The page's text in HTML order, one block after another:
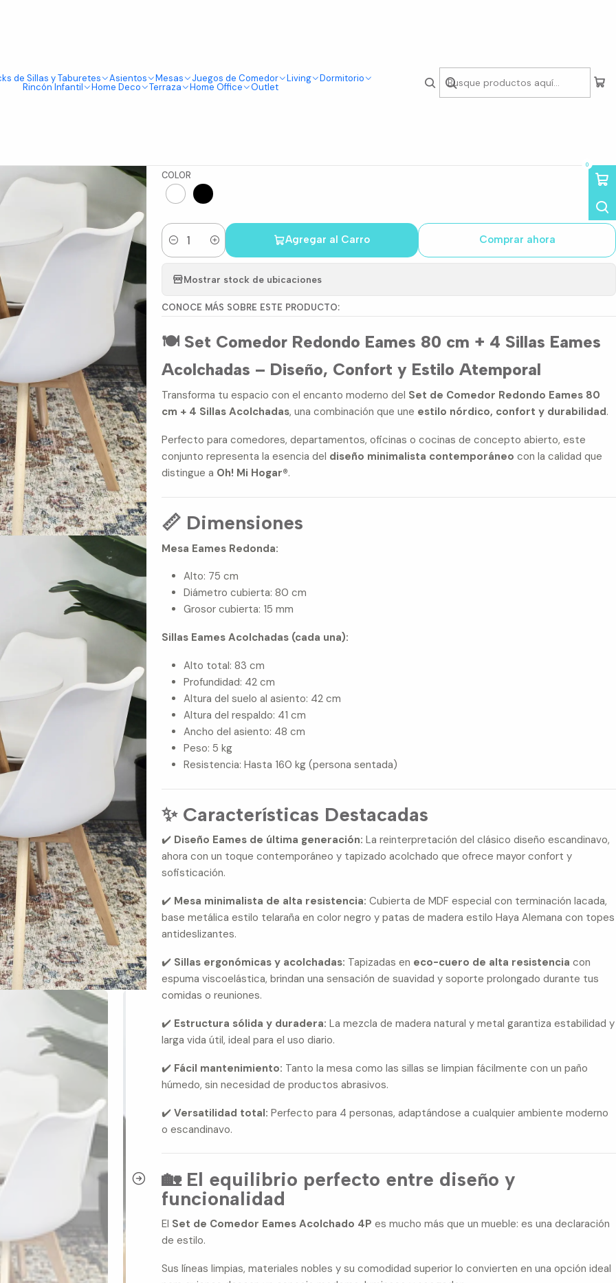
de Sillas y Taburetes Asientos Mesas Juegos de Comedor Living Dormitorio
Rincón Infantil Home Deco Terraza Home Office Outlet
0
|
Comedor Redondo Eames 80cm +
COLOR
Cantidad
Agregar al Carro Comprar ahora
Mostrar stock de ubicaciones
CONOCE MÁS SOBRE ESTE PRODUCTO:
🍽️ Set Comedor Redondo Eames 80 cm + 4 Sillas Eames
Acolchadas – Diseño, Confort y Estilo Atemporal
Transforma tu espacio con el encanto moderno del Set de Comedor Redondo Eames 80
cm + 4 Sillas Acolchadas, una combinación que une estilo nórdico, confort y durabilidad.
Perfecto para comedores, departamentos, oficinas o cocinas de concepto abierto, este
conjunto representa la esencia del diseño minimalista contemporáneo con la calidad que
distingue a Oh! Mi Hogar®.
📏 Dimensiones
Mesa Eames Redonda:
Alto: 75 cm
Diámetro cubierta: 80 cm
Grosor cubierta: 15 mm
Sillas Eames Acolchadas (cada una):
Alto total: 83 cm
Profundidad: 42 cm
Altura del suelo al asiento: 42 cm
Altura del respaldo: 41 cm
Ancho del asiento: 48 cm
Peso: 5 kg
Resistencia: Hasta 160 kg (persona sentada)
✨ Características Destacadas
✔️ Diseño Eames de última generación: La reinterpretación del clásico diseño escandinavo,
ahora con un toque contemporáneo y tapizado acolchado que ofrece mayor confort y
sofisticación.
✔️ Mesa minimalista de alta resistencia: Cubierta de MDF especial con terminación lacada,
base metálica estilo telaraña en color negro y patas de madera estilo Haya Alemana con topes
antideslizantes.
✔️ Sillas ergonómicas y acolchadas: Tapizadas en eco-cuero de alta resistencia con
espuma viscoelástica, brindan una sensación de suavidad y soporte prolongado durante tus
comidas o reuniones.
✔️ Estructura sólida y duradera: La mezcla de madera natural y metal garantiza estabilidad y
larga vida útil, ideal para el uso diario.
✔️ Fácil mantenimiento: Tanto la mesa como las sillas se limpian fácilmente con un paño
húmedo, sin necesidad de productos abrasivos.
✔️Versatilidad total: Perfecto para 4 personas, adaptándose a cualquier ambiente moderno
o escandinavo.
🏡 El equilibrio perfecto entre diseño y
funcionalidad
El Set de Comedor Eames Acolchado 4P es mucho más que un mueble: es una declaración
de estilo.
Sus líneas limpias, materiales nobles y su comodidad superior lo convierten en una opción ideal